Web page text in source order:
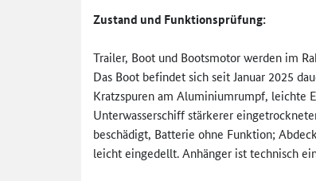
Zustand und Funktionsprüfung:
Trailer, Boot und Bootsmotor werden im
Das Boot befindet sich seit Januar 2025
Kratzspuren am Aluminiumrumpf, leichte
Unterwasserschiff stärkerer
beschädigt, Batterie ohne Funktion;
leicht eingedellt. Anhänger ist technisch